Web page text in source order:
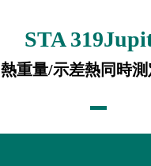
STA
熱重量/示差熱同時